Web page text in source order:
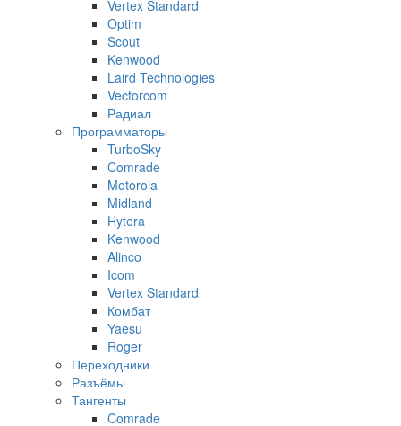
Vertex Standard
Optim
Scout
Kenwood
Laird Technologies
Vectorcom
Радиал
Программаторы
TurboSky
Comrade
Motorola
Midland
Hytera
Kenwood
Alinco
Icom
Vertex Standard
Комбат
Yaesu
Roger
Переходники
Разъёмы
Тангенты
Comrade